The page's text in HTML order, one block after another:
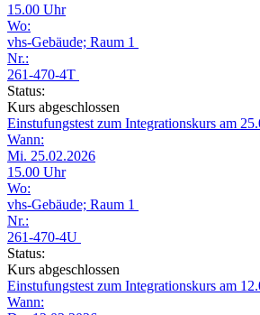
15.00 Uhr
Wo:
vhs-Gebäude; Raum 1
Nr.:
261-470-4T
Status:
Kurs abgeschlossen
Einstufungstest zum Integrationskurs am
Wann:
Mi. 25.02.2026
15.00 Uhr
Wo:
vhs-Gebäude; Raum 1
Nr.:
261-470-4U
Status:
Kurs abgeschlossen
Einstufungstest zum Integrationskurs am
Wann: